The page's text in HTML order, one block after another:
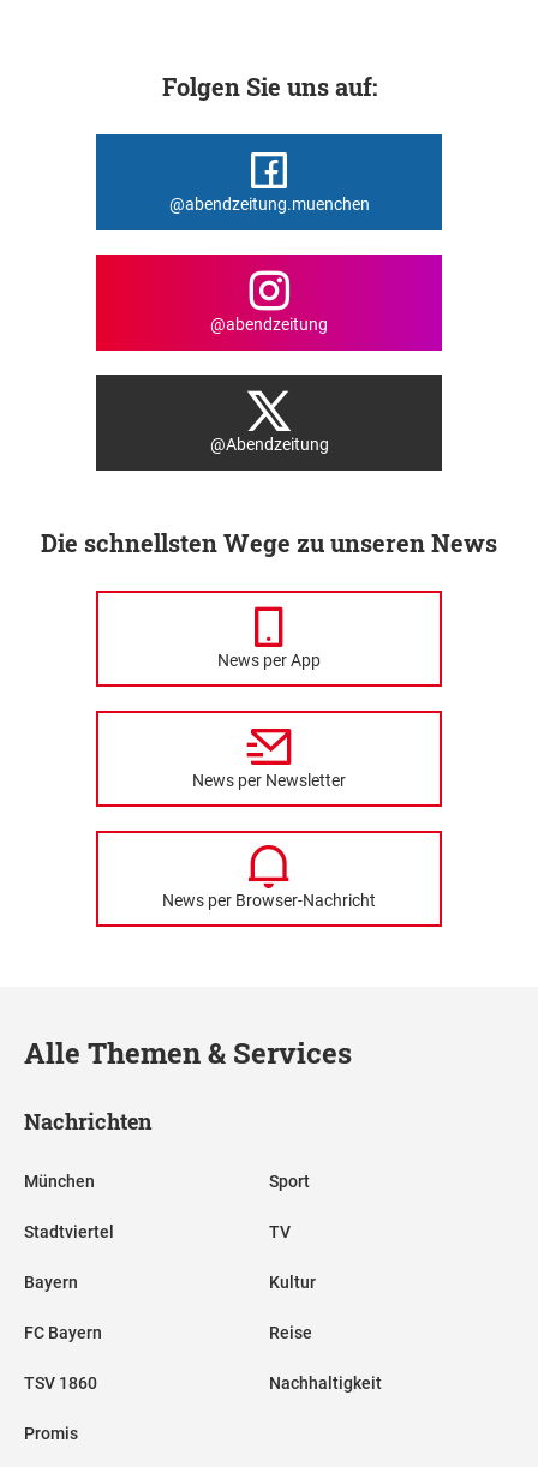
Folgen Sie uns auf:
@abendzeitung.muenchen
@abendzeitung
@Abendzeitung
Die schnellsten Wege zu unseren News
News per App
News per Newsletter
News per Browser-Nachricht
Alle Themen & Services
Nachrichten
München
Stadtviertel
Bayern
FC Bayern
TSV 1860
Promis
Sport
TV
Kultur
Reise
Nachhaltigkeit